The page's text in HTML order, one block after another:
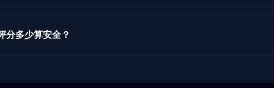
分多少算安全？